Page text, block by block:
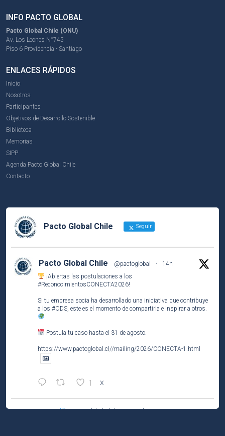
INFO PACTO GLOBAL
Pacto Global Chile (ONU)
Av. Los Leones N°745
Piso 6 Providencia - Santiago
ENLACES RÁPIDOS
Inicio
Nosotros
Participantes
Objetivos de Desarrollo Sostenible
Biblioteca
Memorias
SIPP
Agenda Pacto Global Chile
Contacto
Pacto Global Chile Seguir
Pacto Global Chile @pactoglobal ·
14h
¡Abiertas las postulaciones a los
#ReconocimientosCONECTA2026!
Si tu empresa socia ha desarrollado una iniciativa que contribuye
a los #ODS, este es el momento de compartirla e inspirar a otros.
Postula tu caso hasta el 31 de agosto.
https://www.pactoglobal.cl//mailing/2026/CONECTA-1.html
1 X
Pacto Global Chile Retuiteado